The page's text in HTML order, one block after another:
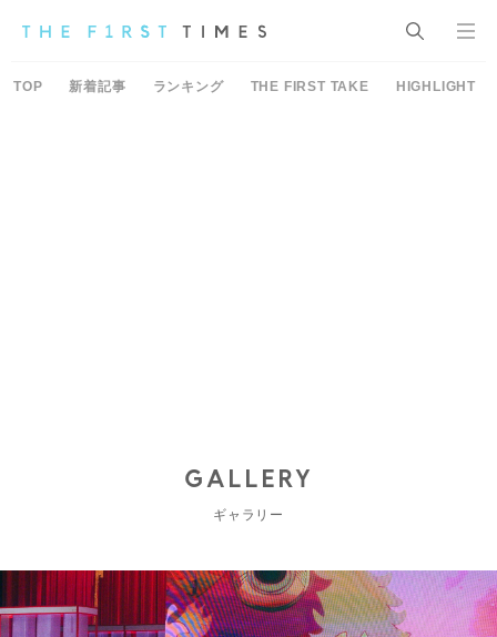
TOP 新着記事 ランキング THE FIRST TAKE HIGHLIGHT
GALLERY
ギャラリー